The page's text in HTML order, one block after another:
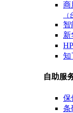
商
智
新
知
自助服
保
条